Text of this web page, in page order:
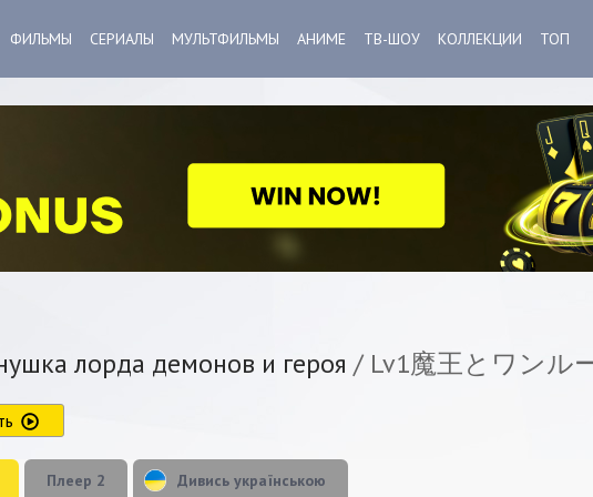
ФИЛЬМЫ СЕРИАЛЫ МУЛЬТФИЛЬМЫ АНИМЕ ТВ-ШОУ КОЛЛЕКЦИИ ТОП
лорда демонов и героя / Lv1魔王とワンル
Плеер 2 Дивись українською